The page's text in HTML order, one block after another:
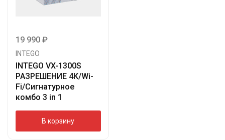
19 990 ₽
INTEGO
INTEGO VX-1300S
РАЗРЕШЕНИЕ 4К/Wi-
Fi/Сигнатурное
комбо 3 in 1
В корзину